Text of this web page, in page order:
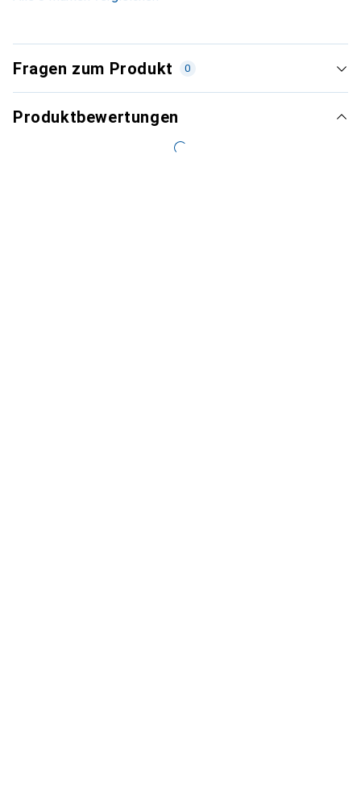
Fragen zum Produkt 0
Produktbewertungen